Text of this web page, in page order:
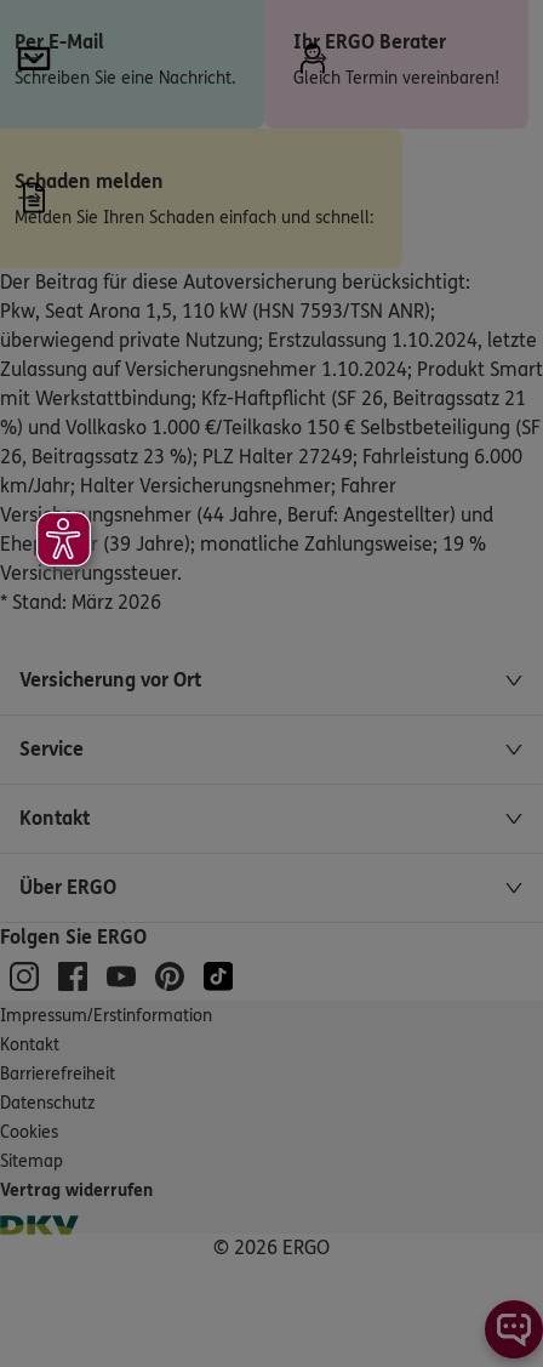
Per E-Mail
Schreiben Sie eine Nachricht.
Ihr ERGO Berater
Gleich Termin vereinbaren!
Schaden melden
Melden Sie Ihren Schaden einfach und schnell:
Der Beitrag für diese Autoversicherung berücksichtigt:
Pkw, Seat Arona 1,5, 110 kW (HSN 7593/TSN ANR);
überwiegend private Nutzung; Erstzulassung 1.10.2024, letzte
Zulassung auf Versicherungsnehmer 1.10.2024; Produkt Smart
mit Werkstattbindung; Kfz-Haftpflicht (SF 26, Beitragssatz 21
%) und Vollkasko 1.000 €/Teilkasko 150 € Selbstbeteiligung (SF
26, Beitragssatz 23 %); PLZ Halter 27249; Fahrleistung 6.000
km/Jahr; Halter Versicherungsnehmer; Fahrer
Versicherungsnehmer (44 Jahre, Beruf: Angestellter) und
Ehepartner (39 Jahre); monatliche Zahlungsweise; 19 %
Versicherungssteuer.
* Stand: März 2026
Versicherung vor Ort
Service
Kontakt
Über ERGO
Folgen Sie ERGO
Impressum/Erstinformation
Kontakt
Barrierefreiheit
Datenschutz
Cookies
Sitemap
Vertrag widerrufen
© 2026 ERGO